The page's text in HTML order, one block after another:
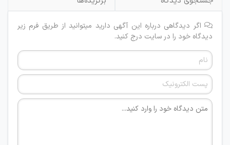
اگر دیدگاهی درباره این آگهی دارید میتوانید از طریق فرم زیر
دیدگاه خود را در سایت درج کنید.